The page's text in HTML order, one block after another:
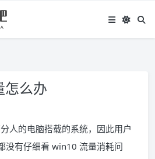
么办
人的电脑搭载的系统，因此用户
没有仔细看 win10 流量消耗问